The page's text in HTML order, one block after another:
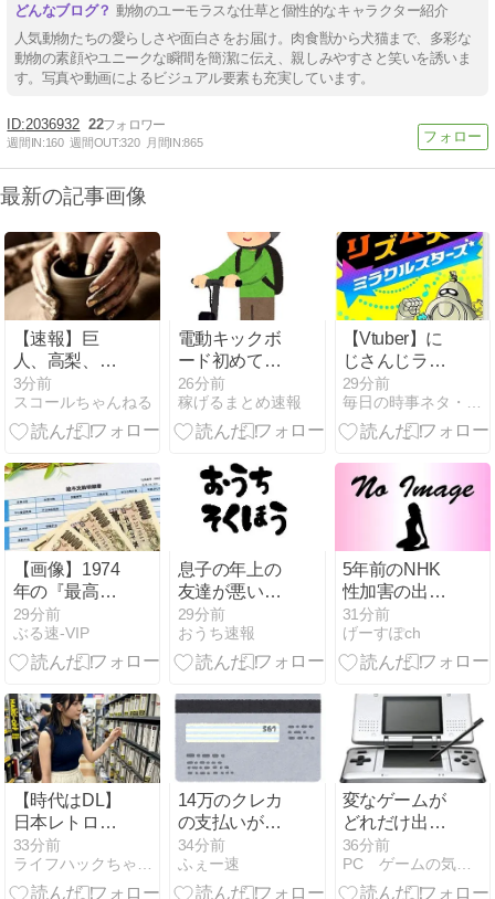
動物のユーモラスな仕草と個性的なキャラクター紹介
人気動物たちの愛らしさや面白さをお届け。肉食獣から犬猫まで、多彩な
動物の素顔やユニークな瞬間を簡潔に伝え、親しみやすさと笑いを誘いま
す。写真や動画によるビジュアル要素も充実しています。
2036932 22
週間IN:160 週間OUT:320 月間IN:865
最新の記事画像
【速報】巨
人、高梨、不
倫…
3分前
スコールちゃんねる
電動キックボ
ード初めて乗
ったんだけど
26分前
稼げるまとめ速報
【Vtuber】に
じさんじライ
バーがリズム
天国の配信し
なくなったけ
のか？「やっ
てる人いる
よ、タイミン
RUST・あら
なみ・パワプ
ロがメインだ
ったし」
29分前
毎日の時事ネタ・ニュース
【画像】1974
年の『最高税
率』、マジで
エグいことが
発覚wwww
29分前
ぶる速-VIP
息子の年上の
友達が悪い子
になっていた
29分前
おうち速報
5年前のNHK
性加害の出演
者は「今も普
通の顔して芸
能活動して
「受信料を取
るくらいなら
詳細を伝え
よ」
31分前
げーすぽch
【時代はDL】
日本レトロゲ
ーム協会「優
しく磨いてい
たのにCDソフ
33分前
ライフハックちゃんねる弐式
14万のクレカ
の支払いがあ
るのに給料13
万しかなくて
詰んでる
34分前
ふぇー速
変なゲームが
どれだけ出る
かがそのゲー
ム機の価値だ
よな
36分前
PC ゲームの気になるもの